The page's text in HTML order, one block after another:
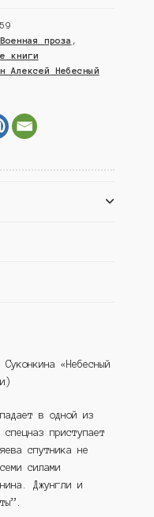
Военная проза ,
книги
Алексей Небесный
«Небесный
в одной из
приступает
спутника не
силами
Джунгли и